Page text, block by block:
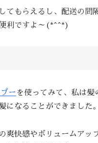
てもらえるし、配送の間
利ですよ～(*^^*)
ー を使ってみて、私は髪
になることができました。
爽快感やボリュームアッ